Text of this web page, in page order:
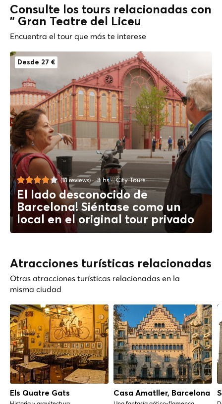
Consulte los tours relacionadas con
" Gran Teatre del Liceu
Encuentra el tour que más te interese
Desde 27 €
(18 reviews) 3 hs City Tours
El lado desconocido de
Barcelona! Siéntase como un
local en el original tour privado
Atracciones turísticas relacionadas
Otras atracciones turísticas relacionadas en la
misma ciudad
Els Quatre Gats Casa Amatller, Barcelona